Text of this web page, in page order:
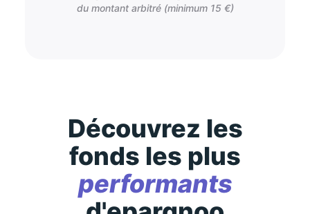
du montant arbitré (minimum 15 €)
Découvrez les
fonds les plus
performants